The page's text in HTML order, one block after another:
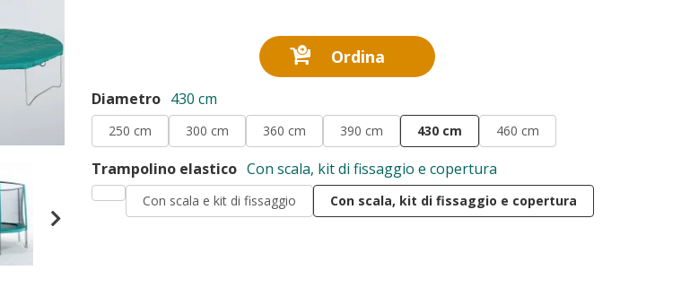
Ordina
Diametro 430 cm
250 cm 300 cm 360 cm 390 cm 430 cm 460 cm
Trampolino elastico Con scala, kit di fissaggio e copertura
Con scala e kit di fissaggio Con scala, kit di fissaggio e copertura